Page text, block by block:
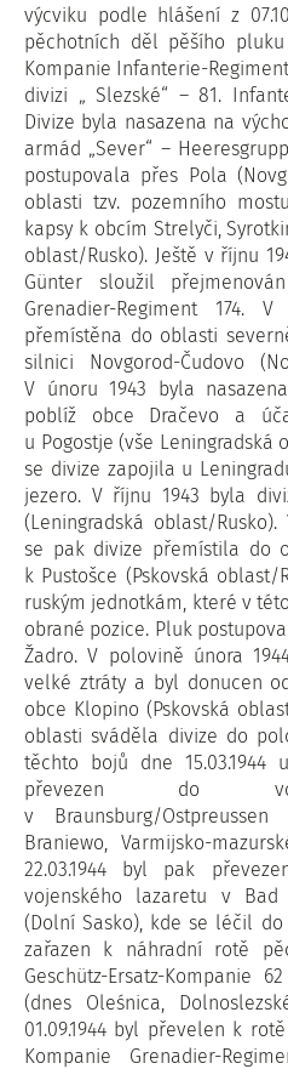
výcviku podle hlášení z
pěchotních děl pěšího
Kompanie Infanterie-
divizi „ Slezské“ – 81.
Divize byla nasazena na
armád „Sever“ –
postupovala přes Pola
oblasti tzv. pozemního
kapsy k obcím Strelyči,
oblast/Rusko). Ještě v říjnu
Günter sloužil
Grenadier-Regiment 174.
přemístěna do oblasti
silnici Novgorod-Čudovo
V únoru 1943 byla
poblíž obce Dračevo a
u Pogostje (vše Leningradská
se divize zapojila u
jezero. V říjnu 1943 byla
(Leningradská oblast/
se pak divize přemístila do
k Pustošce (Pskovská
ruským jednotkám, které v
obrané pozice. Pluk
Žadro. V polovině února
velké ztráty a byl donucen
obce Klopino (Pskovská
oblasti sváděla divize do
těchto bojů dne 15.03.1944
převezen do
v Braunsburg/
Braniewo, Varmijsko-
22.03.1944 byl pak
vojenského lazaretu v Bad
(Dolní Sasko), kde se léčil do
zařazen k náhradní rotě
Geschütz-Ersatz-Kompanie
(dnes Oleśnica,
01.09.1944 byl převelen k
Kompanie Grenadier-